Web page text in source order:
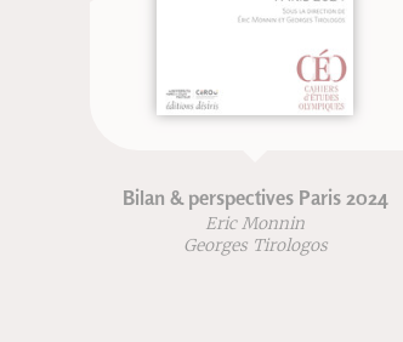
& perspectives Paris 2024